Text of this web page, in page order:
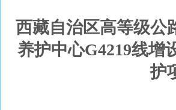
西藏自治区高等级公
养护中心G4219线增
护